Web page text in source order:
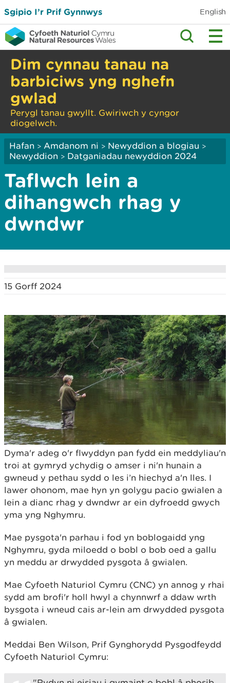
Sgipio I’r Prif Gynnwys English
Dim cynnau tanau na
barbiciws yng nghefn
gwlad
Perygl tanau gwyllt. Gwiriwch y cyngor
diogelwch.
Hafan > Amdanom ni > Newyddion a blogiau >
Newyddion > Datganiadau newyddion 2024
Taflwch lein a
dihangwch rhag y
dwndwr
15 Gorff 2024
Dyma'r adeg o'r flwyddyn pan fydd ein meddyliau'n
troi at gymryd ychydig o amser i ni'n hunain a
gwneud y pethau sydd o les i’n hiechyd a'n lles. I
lawer ohonom, mae hyn yn golygu pacio gwialen a
lein a dianc rhag y dwndwr ar ein dyfroedd gwych
yma yng Nghymru.
Mae pysgota'n parhau i fod yn boblogaidd yng
Nghymru, gyda miloedd o bobl o bob oed a gallu
yn meddu ar drwydded pysgota â gwialen.
Mae Cyfoeth Naturiol Cymru (CNC) yn annog y rhai
sydd am brofi'r holl hwyl a chynnwrf a ddaw wrth
bysgota i wneud cais ar-lein am drwydded pysgota
â gwialen.
Meddai Ben Wilson, Prif Gynghorydd Pysgodfeydd
Cyfoeth Naturiol Cymru: